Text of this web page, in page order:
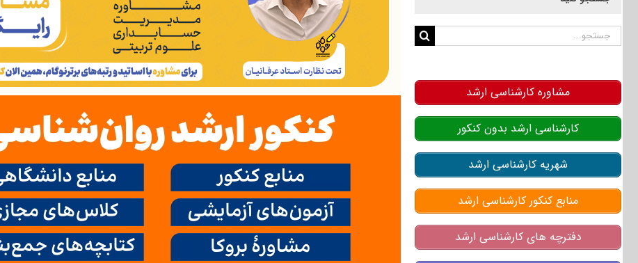
جستجو
مشاوره کارشناسی ارشد
کارشناسی ارشد بدون کنکور
شهریه کارشناسی ارشد
منابع کنکور کارشناسی ارشد
دفترچه های کارشناسی ارشد